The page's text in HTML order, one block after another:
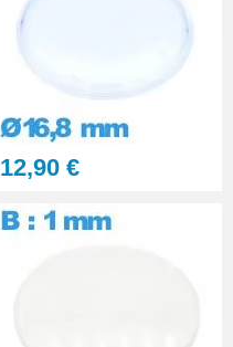
12,90 €